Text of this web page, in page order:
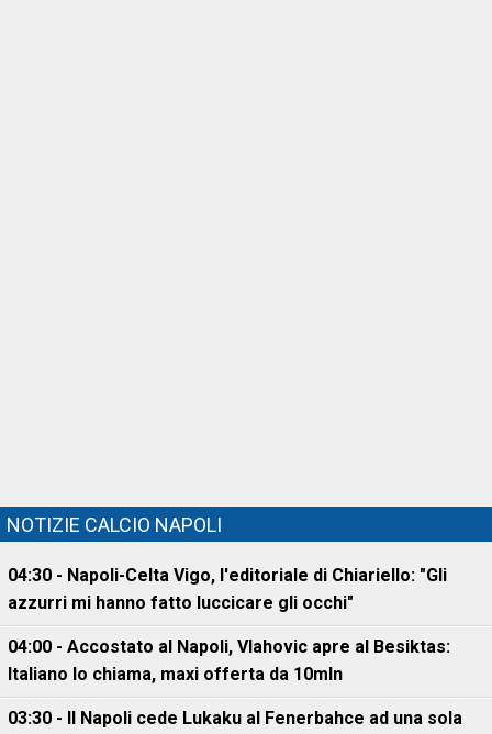
NOTIZIE CALCIO NAPOLI
04:30 - Napoli-Celta Vigo, l'editoriale di Chiariello: "Gli
azzurri mi hanno fatto luccicare gli occhi"
04:00 - Accostato al Napoli, Vlahovic apre al Besiktas:
Italiano lo chiama, maxi offerta da 10mln
03:30 - Il Napoli cede Lukaku al Fenerbahce ad una sola